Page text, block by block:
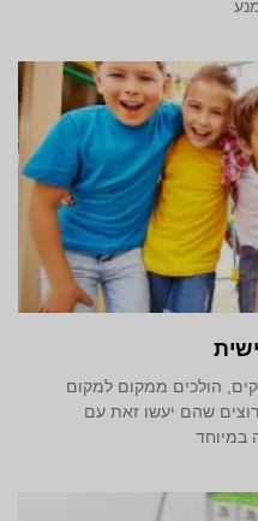
הולכים ממקום למקום
רוצים שהם יעשו זאת עם
במיוחד